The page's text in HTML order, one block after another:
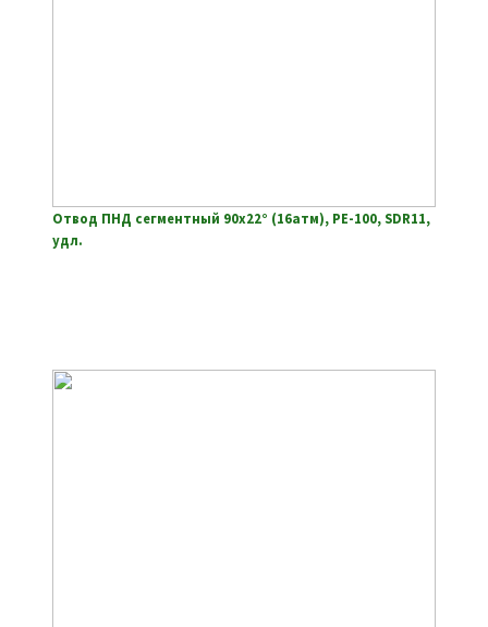
Отвод ПНД сегментный 90х22° (16атм), РЕ-100, SDR11,
удл.